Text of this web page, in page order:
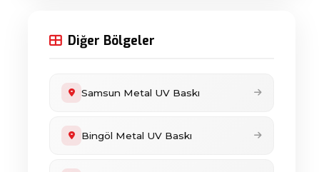
Diğer Bölgeler
Samsun Metal UV Baskı
Bingöl Metal UV Baskı